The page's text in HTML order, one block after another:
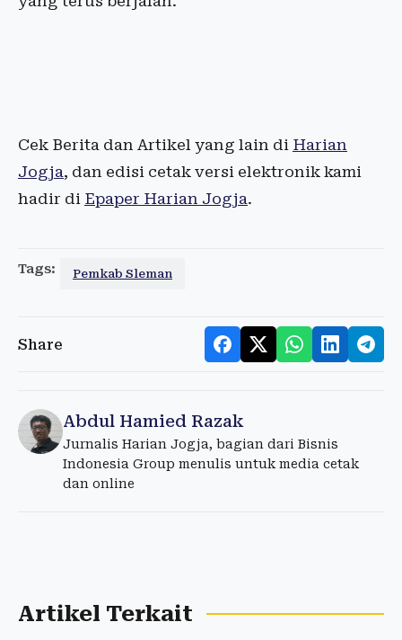
Cek Berita dan Artikel yang lain di Harian
Jogja, dan edisi cetak versi elektronik kami
hadir di Epaper Harian Jogja.
Tags: Pemkab Sleman
Share
Abdul Hamied Razak
Jurnalis Harian Jogja, bagian dari Bisnis
Indonesia Group menulis untuk media cetak
dan online
Artikel Terkait